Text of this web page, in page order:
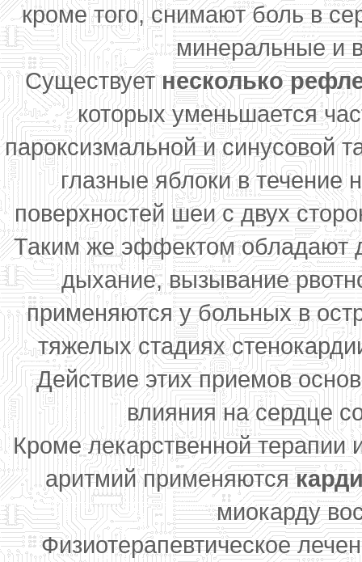
кроме того, снимают боль в
минеральные и
Существуетнесколько
которых уменьшается
пароксизмальной и синусовой
глазные яблоки в течение
поверхностей шеи с двух
Таким же эффектом обладают
дыхание, вызывание
применяются у больных в
тяжелых стадиях
Действие этих приемов
влияния на сердце
Кроме лекарственной
аритмий применяются
миокарду
Физиотерапевтическое